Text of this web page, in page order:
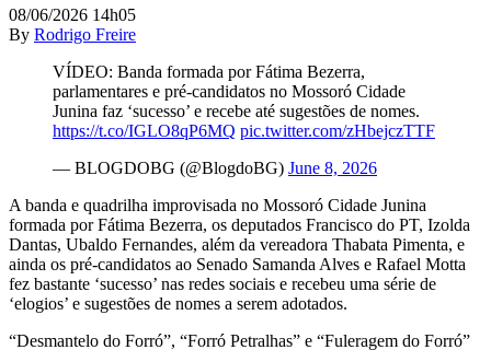
08/06/2026 14h05
By Rodrigo Freire
VÍDEO: Banda formada por Fátima Bezerra,
parlamentares e pré-candidatos no Mossoró Cidade
Junina faz ‘sucesso’ e recebe até sugestões de nomes.
https://t.co/IGLO8qP6MQ pic.twitter.com/zHbejczTTF
— BLOGDOBG (@BlogdoBG) June 8, 2026
A banda e quadrilha improvisada no Mossoró Cidade Junina
formada por Fátima Bezerra, os deputados Francisco do PT, Izolda
Dantas, Ubaldo Fernandes, além da vereadora Thabata Pimenta, e
ainda os pré-candidatos ao Senado Samanda Alves e Rafael Motta
fez bastante ‘sucesso’ nas redes sociais e recebeu uma série de
‘elogios’ e sugestões de nomes a serem adotados.
“Desmantelo do Forró”, “Forró Petralhas” e “Fuleragem do Forró”